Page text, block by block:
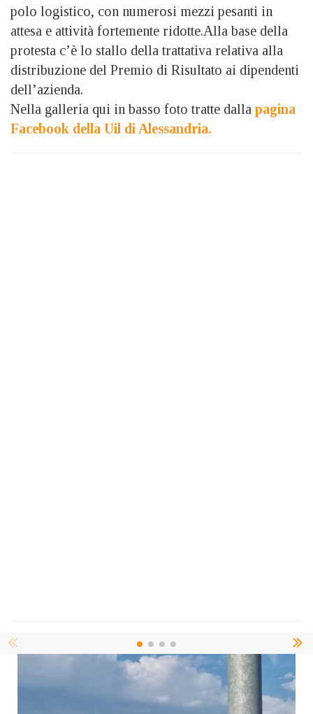
polo logistico, con numerosi mezzi pesanti in
attesa e attività fortemente ridotte.Alla base della
protesta c’è lo stallo della trattativa relativa alla
distribuzione del Premio di Risultato ai dipendenti
dell’azienda.
Nella galleria qui in basso foto tratte dalla pagina
Facebook della Uil di Alessandria.